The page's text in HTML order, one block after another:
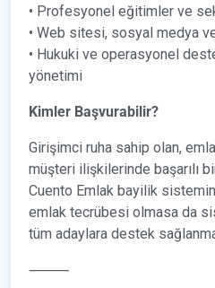
• Profesyonel eğitimler ve
• Web sitesi, sosyal medya
• Hukuki ve operasyonel
yönetimi
Kimler Başvurabilir?
Girişimci ruha sahip olan,
müşteri ilişkilerinde başarılı
Cuento Emlak bayilik
emlak tecrübesi olmasa da
tüm adaylara destek
⸻